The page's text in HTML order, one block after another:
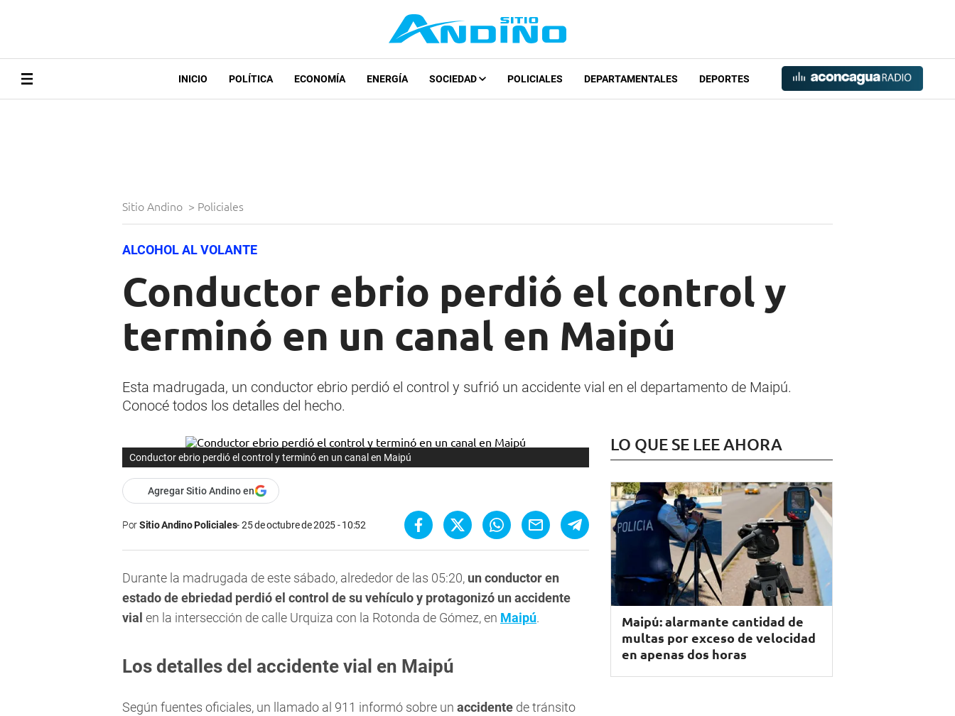
INICIO POLÍTICA ECONOMÍA ENERGÍA SOCIEDAD POLICIALES DEPARTAMENTALES DEPORTES
Sitio Andino > Policiales
ALCOHOL AL VOLANTE
Conductor ebrio perdió el control y
terminó en un canal en Maipú
Esta madrugada, un conductor ebrio perdió el control y sufrió un accidente vial en el departamento de Maipú.
Conocé todos los detalles del hecho.
Conductor ebrio perdió el control y terminó en un canal en Maipú
Agregar Sitio Andino en
PorSitio Andino Policiales 25 de octubre de 2025 - 10:52
Durante la madrugada de este sábado, alrededor de las 05:20, un conductor en
estado de ebriedad perdió el control de su vehículo y protagonizó un accidente
vial en la intersección de calle Urquiza con la Rotonda de Gómez, en Maipú.
Los detalles del accidente vial en Maipú
Según fuentes oficiales, un llamado al 911 informó sobre un accidente de tránsito
LO QUE SE LEE AHORA
Maipú: alarmante cantidad de
multas por exceso de velocidad
en apenas dos horas